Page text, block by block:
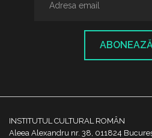
INSTITUTUL CULTURAL ROMÂN
Aleea Alexandru nr. 38, 011824